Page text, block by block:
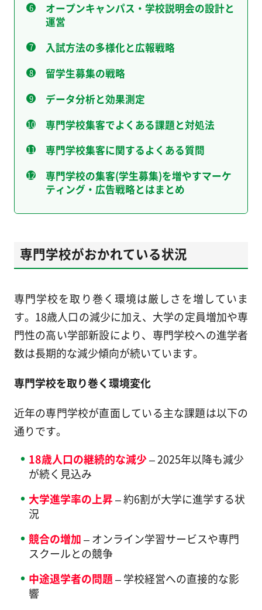
オープンキャンパス・学校説明会の設計と
運営
入試方法の多様化と広報戦略
留学生募集の戦略
データ分析と効果測定
専門学校集客でよくある課題と対処法
専門学校集客に関するよくある質問
専門学校の集客(学生募集)を増やすマーケ
ティング・広告戦略とはまとめ
専門学校がおかれている状況
専門学校を取り巻く環境は厳しさを増していま
す。18歳人口の減少に加え、大学の定員増加や専
門性の高い学部新設により、専門学校への進学者
数は長期的な減少傾向が続いています。
専門学校を取り巻く環境変化
近年の専門学校が直面している主な課題は以下の
通りです。
18歳人口の継続的な減少– 2025年以降も減少
が続く見込み
大学進学率の上昇– 約6割が大学に進学する状
況
競合の増加– オンライン学習サービスや専門
スクールとの競争
中途退学者の問題– 学校経営への直接的な影
響